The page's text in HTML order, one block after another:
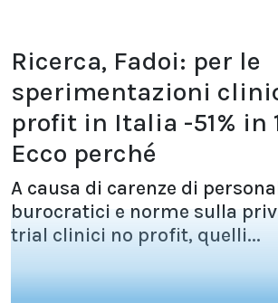
Ricerca, Fadoi: per le
sperimentazioni
profit in Italia -51% in
Ecco perché
A causa di carenze di
burocratici e norme sulla
trial clinici no profit, quelli...